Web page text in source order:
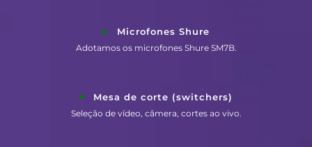
Microfones Shure
Adotamos os microfones Shure SM7B.
Mesa de corte (switchers)
Seleção de vídeo, câmera, cortes ao vivo.